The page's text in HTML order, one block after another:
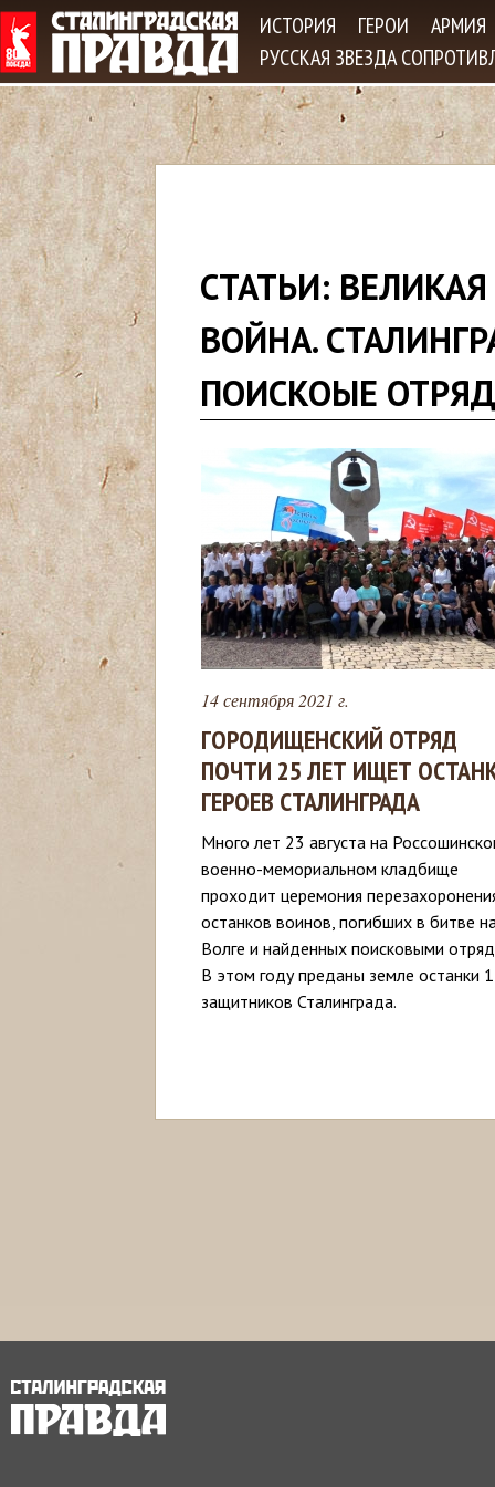
ИСТОРИЯ ГЕРОИ
АРМИЯ
РУССКАЯ ЗВЕЗДА
д
е
ь
СТАТЬИ:
ВОЙНА.
ПОИСКОЫЕ
14 сентября 2021 г.
ГОРОДИЩЕНСКИЙ ОТРЯД
ПОЧТИ 25 ЛЕТ ИЩЕТ
ГЕРОЕВ СТАЛИНГРАДА
Много лет 23 августа на
военно-мемориальном кладбище
проходит церемония
останков воинов, погибших в битве
Волге и найденных поисковыми
В этом году преданы земле останки
защитников Сталинграда.